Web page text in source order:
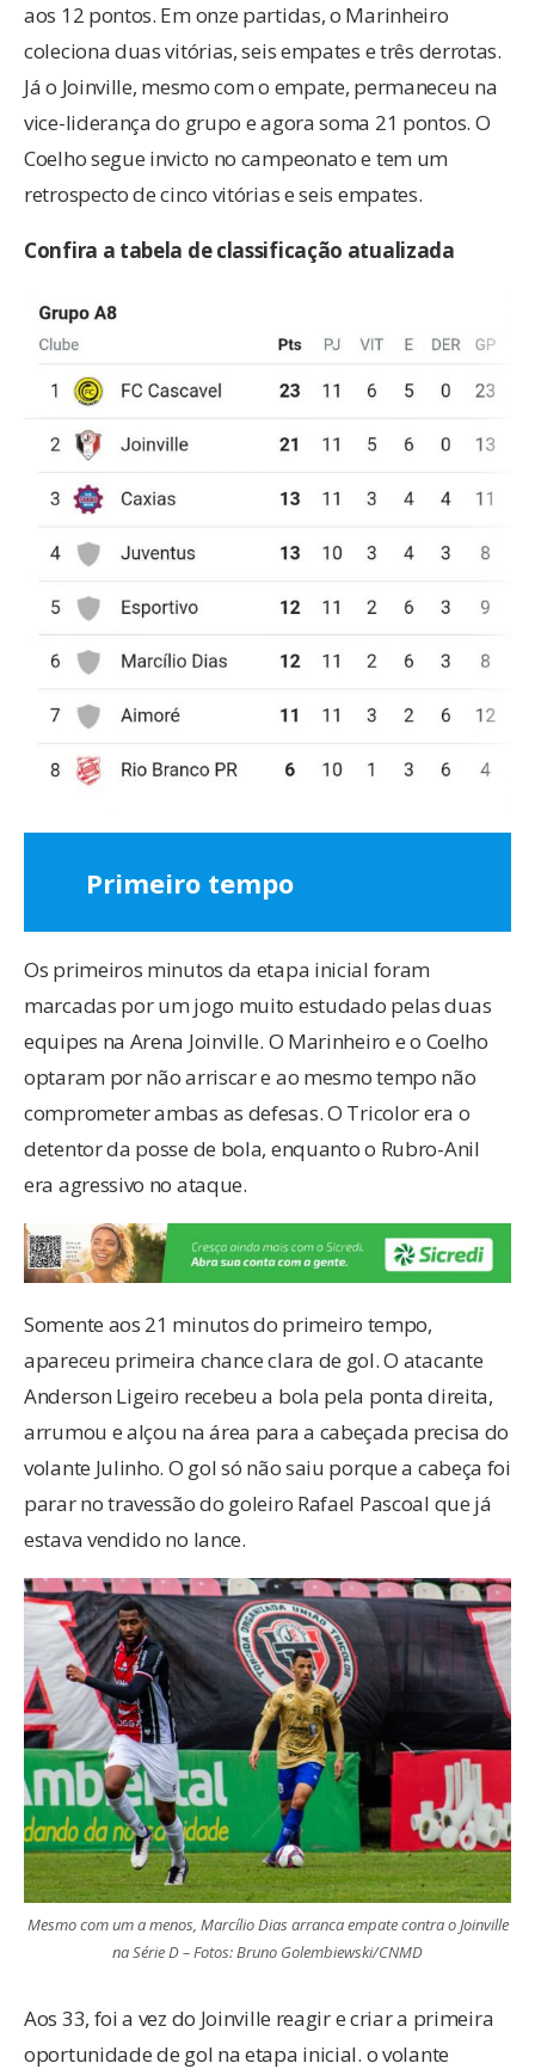
aos 12 pontos. Em onze partidas, o Marinheiro
coleciona duas vitórias, seis empates e três derrotas.
Já o Joinville, mesmo com o empate, permaneceu na
vice-liderança do grupo e agora soma 21 pontos. O
Coelho segue invicto no campeonato e tem um
retrospecto de cinco vitórias e seis empates.
Confira a tabela de classificação atualizada
Primeiro tempo
Os primeiros minutos da etapa inicial foram
marcadas por um jogo muito estudado pelas duas
equipes na Arena Joinville. O Marinheiro e o Coelho
optaram por não arriscar e ao mesmo tempo não
comprometer ambas as defesas. O Tricolor era o
detentor da posse de bola, enquanto o Rubro-Anil
era agressivo no ataque.
Somente aos 21 minutos do primeiro tempo,
apareceu primeira chance clara de gol. O atacante
Anderson Ligeiro recebeu a bola pela ponta direita,
arrumou e alçou na área para a cabeçada precisa do
volante Julinho. O gol só não saiu porque a cabeça foi
parar no travessão do goleiro Rafael Pascoal que já
estava vendido no lance.
Mesmo com um a menos, Marcílio Dias arranca empate contra o Joinville
na Série D – Fotos: Bruno Golembiewski/CNMD
Aos 33, foi a vez do Joinville reagir e criar a primeira
oportunidade de gol na etapa inicial. o volante